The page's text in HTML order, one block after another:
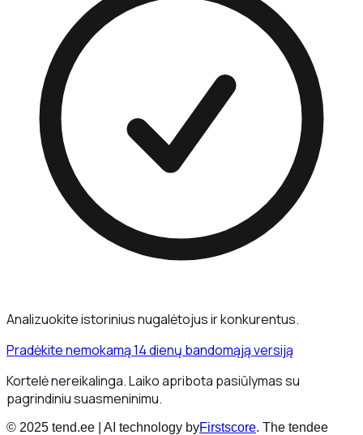
Analizuokite istorinius nugalėtojus ir konkurentus.
Pradėkite nemokamą 14 dienų bandomąją versiją
Kortelė nereikalinga. Laiko apribota pasiūlymas su
pagrindiniu suasmeninimu.
© 2025 tend.ee | AI technology byFirstscore. The tendee